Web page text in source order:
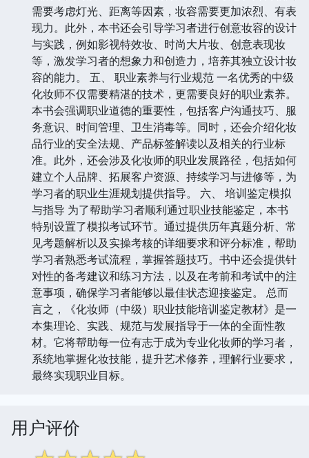
需要考虑灯光、距离等因素，妆容需要更加浓烈、有表
现力。此外，本书还会引导学习者进行创意妆容的设计
与实践，例如影视特效妆、时尚大片妆、创意表现妆
等，激发学习者的想象力和创造力，培养其独立设计妆
容的能力。 五、 职业素养与行业规范 一名优秀的中级
化妆师不仅需要精湛的技术，更需要良好的职业素养。
本书会强调职业道德的重要性，包括客户沟通技巧、服
务意识、时间管理、卫生消毒等。同时，还会介绍化妆
品行业的安全法规、产品标签解读以及相关的行业标
准。此外，还会涉及化妆师的职业发展路径，包括如何
建立个人品牌、拓展客户资源、持续学习与进修等，为
学习者的职业生涯规划提供指导。 六、 培训鉴定模拟
与指导 为了帮助学习者顺利通过职业技能鉴定，本书
特别设置了模拟考试环节。通过提供历年真题分析、常
见考题解析以及实操考核的详细要求和评分标准，帮助
学习者熟悉考试流程，掌握答题技巧。书中还会提供针
对性的备考建议和练习方法，以及在考前和考试中的注
意事项，确保学习者能够以最佳状态迎接鉴定。 总而
言之，《化妆师（中级）职业技能培训鉴定教材》是一
本集理论、实践、规范与发展指导于一体的全面性教
材。它将帮助每一位有志于成为专业化妆师的学习者，
系统地掌握化妆技能，提升艺术修养，理解行业要求，
最终实现职业目标。
用户评价